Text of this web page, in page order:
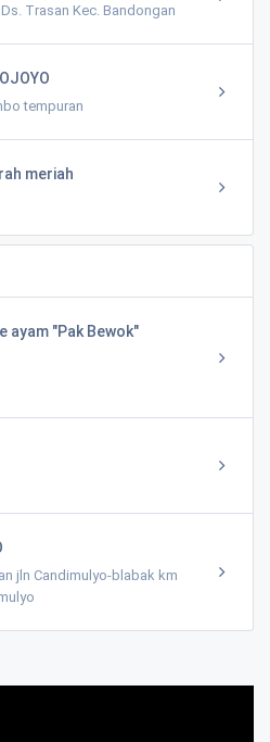
Trasan Kec. Bandongan
tempuran
meriah
ayam "Pak Bewok"
jln Candimulyo-blabak km